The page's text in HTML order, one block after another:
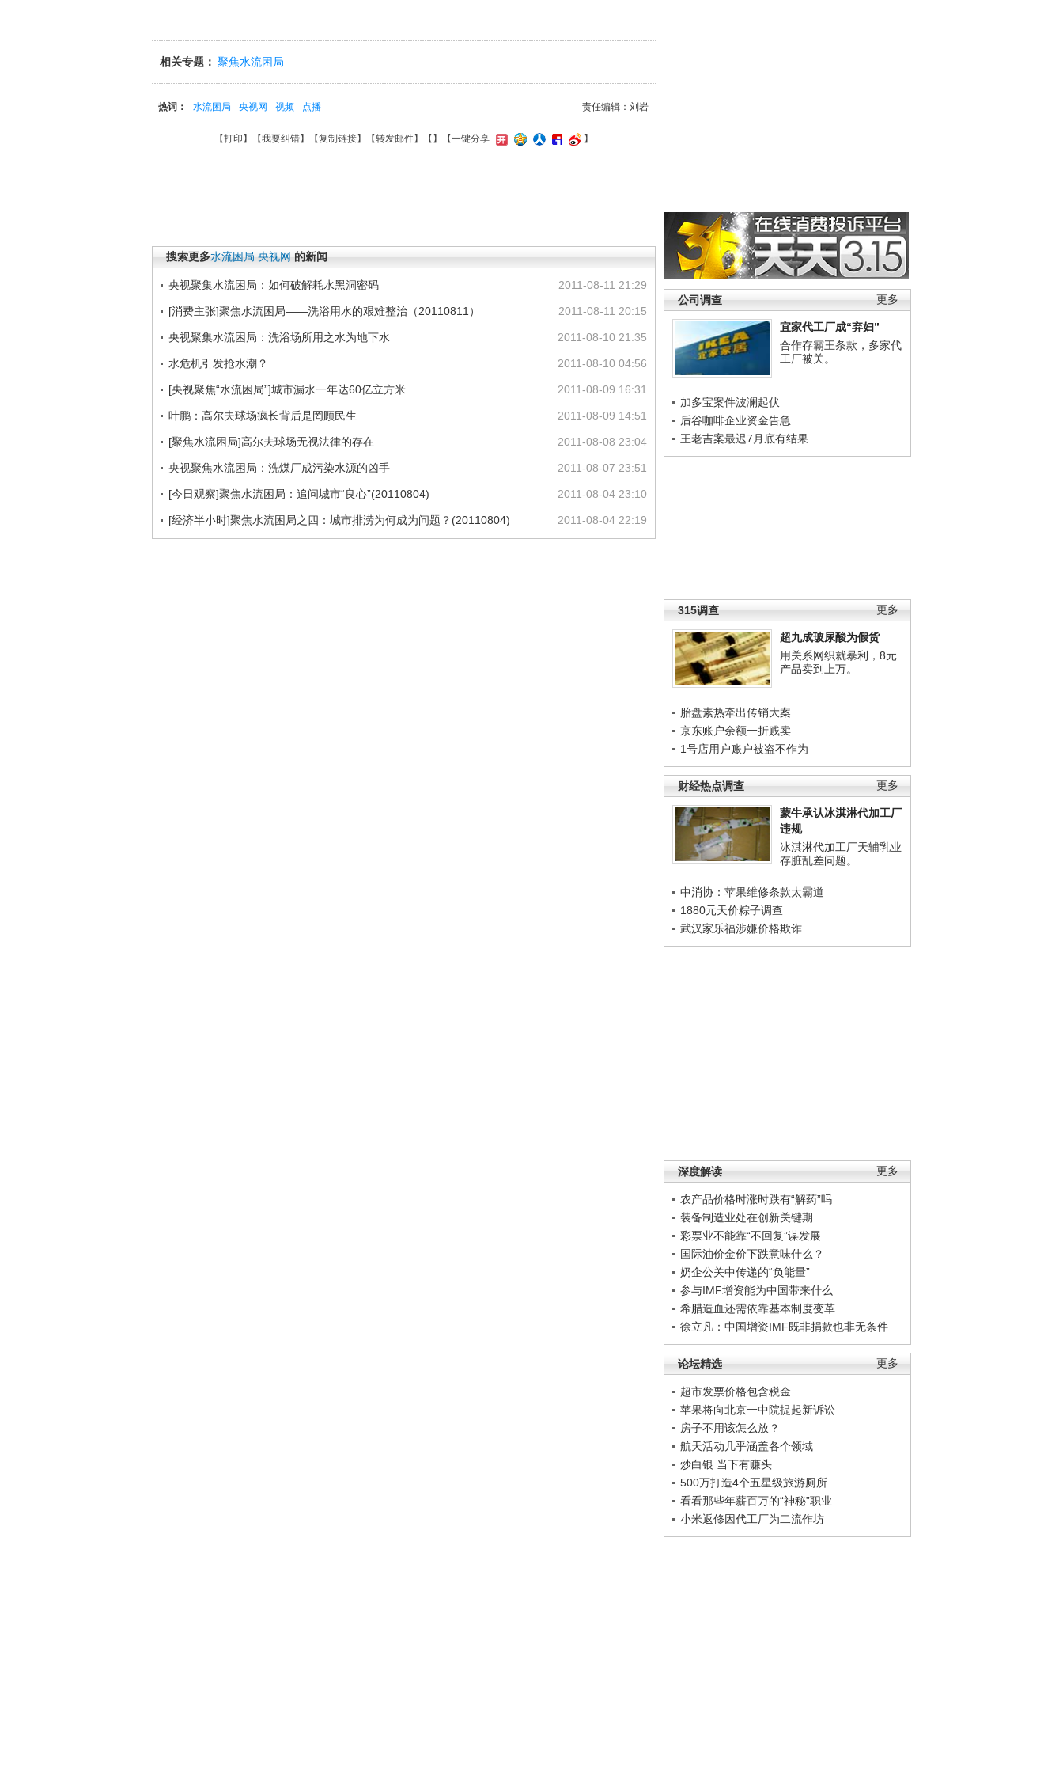
更多
公司调查
宜家代工厂成“弃妇”
合作存霸王条款，多家代
工厂被关。
加多宝案件波澜起伏
后谷咖啡企业资金告急
王老吉案最迟7月底有结果
更多
315调查
超九成玻尿酸为假货
用关系网织就暴利，8元
产品卖到上万。
胎盘素热牵出传销大案
京东账户余额一折贱卖
1号店用户账户被盗不作为
更多
财经热点调查
蒙牛承认冰淇淋代加工厂
违规
冰淇淋代加工厂天辅乳业
存脏乱差问题。
中消协：苹果维修条款太霸道
1880元天价粽子调查
武汉家乐福涉嫌价格欺诈
更多
深度解读
农产品价格时涨时跌有“解药”吗
装备制造业处在创新关键期
彩票业不能靠“不回复”谋发展
国际油价金价下跌意味什么？
奶企公关中传递的“负能量”
参与IMF增资能为中国带来什么
希腊造血还需依靠基本制度变革
徐立凡：中国增资IMF既非捐款也非无条件
更多
论坛精选
超市发票价格包含税金
苹果将向北京一中院提起新诉讼
房子不用该怎么放？
航天活动几乎涵盖各个领域
炒白银 当下有赚头
500万打造4个五星级旅游厕所
看看那些年薪百万的“神秘”职业
小米返修因代工厂为二流作坊
相关专题： 聚焦水流困局
责任编辑：刘岩
热词： 水流困局 央视网 视频 点播
【打印 】【我要纠错】【复制链接】【转发邮件】【 】 【一键分享 】
搜索更多水流困局 央视网 的新闻
2011-08-11 21:29
央视聚集水流困局：如何破解耗水黑洞密码
2011-08-11 20:15
[消费主张]聚焦水流困局——洗浴用水的艰难整治（20110811）
2011-08-10 21:35
央视聚集水流困局：洗浴场所用之水为地下水
2011-08-10 04:56
水危机引发抢水潮？
2011-08-09 16:31
[央视聚焦“水流困局”]城市漏水一年达60亿立方米
2011-08-09 14:51
叶鹏：高尔夫球场疯长背后是罔顾民生
2011-08-08 23:04
[聚焦水流困局]高尔夫球场无视法律的存在
2011-08-07 23:51
央视聚焦水流困局：洗煤厂成污染水源的凶手
2011-08-04 23:10
[今日观察]聚焦水流困局：追问城市“良心”(20110804)
2011-08-04 22:19
[经济半小时]聚焦水流困局之四：城市排涝为何成为问题？(20110804)